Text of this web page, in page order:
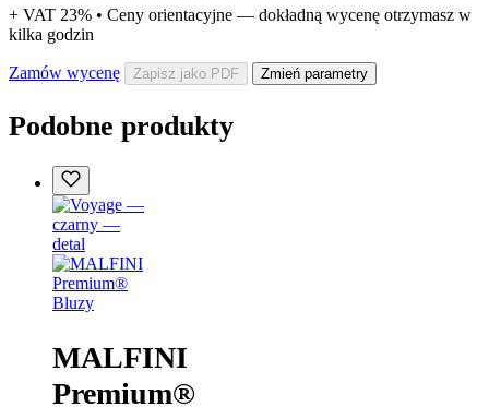
+ VAT 23% • Ceny orientacyjne — dokładną wycenę otrzymasz w
kilka godzin
Zamów wycenę Zapisz jako PDF Zmień parametry
Podobne produkty
Bluzy
MALFINI
Premium®